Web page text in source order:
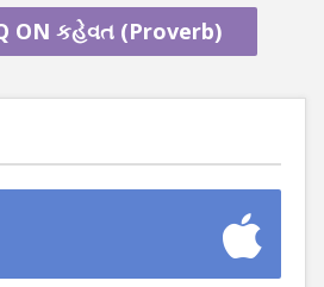
ON કહેવત (Proverb)